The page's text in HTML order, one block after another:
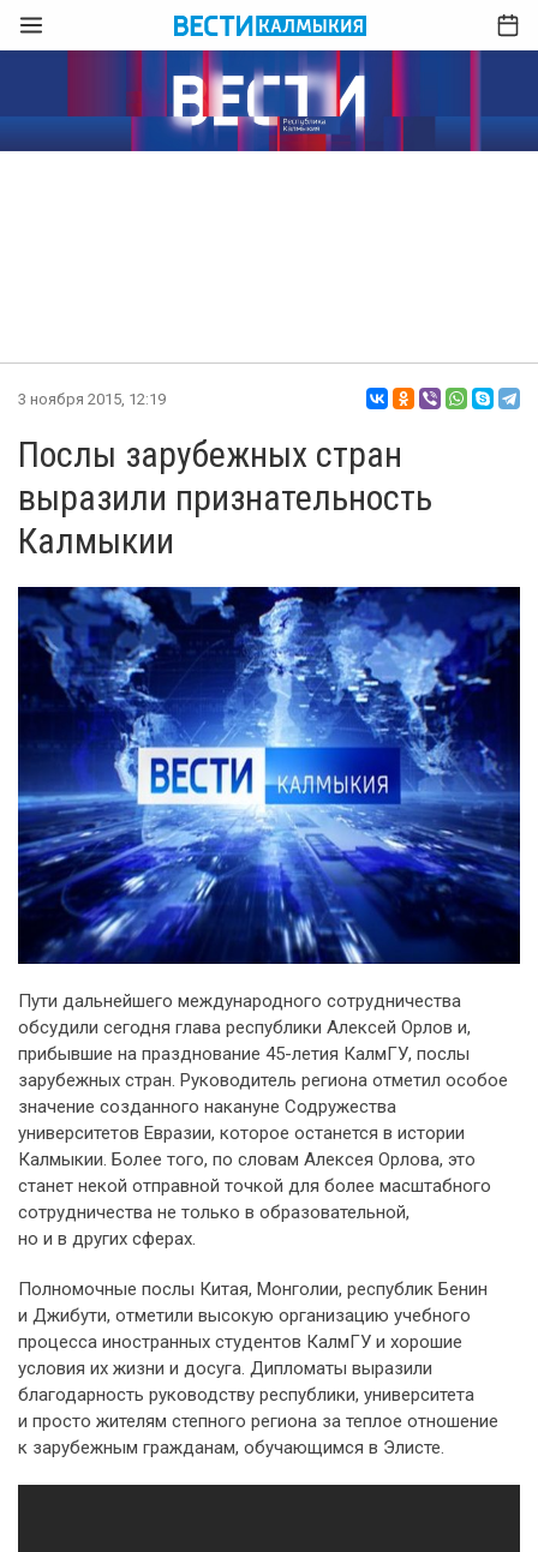
3 ноября 2015, 12:19
Послы зарубежных стран
выразили признательность
Калмыкии
Пути дальнейшего международного сотрудничества
обсудили сегодня глава республики Алексей Орлов и,
прибывшие на празднование 45-летия КалмГУ, послы
зарубежных стран. Руководитель региона отметил особое
значение созданного накануне Содружества
университетов Евразии, которое останется в истории
Калмыкии. Более того, по словам Алексея Орлова, это
станет некой отправной точкой для более масштабного
сотрудничества не только в образовательной,
но и в других сферах.
Полномочные послы Китая, Монголии, республик Бенин
и Джибути, отметили высокую организацию учебного
процесса иностранных студентов КалмГУ и хорошие
условия их жизни и досуга. Дипломаты выразили
благодарность руководству республики, университета
и просто жителям степного региона за теплое отношение
к зарубежным гражданам, обучающимся в Элисте.